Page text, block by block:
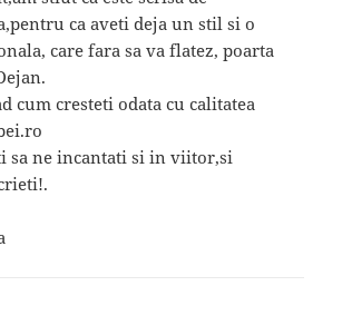
ca aveti deja un stil si o
care fara sa va flatez, poarta
cum cresteti odata cu calitatea
sa ne incantati si in viitor,si